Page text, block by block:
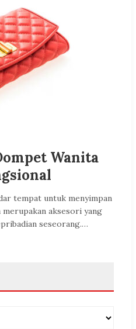
Wanita
tempat untuk menyimpan
aksesori yang
seseorang.…